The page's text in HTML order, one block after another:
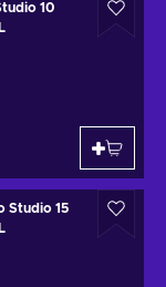
10
Studio 15